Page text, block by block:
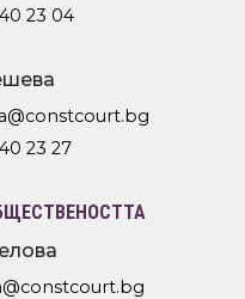
23 04
23 27